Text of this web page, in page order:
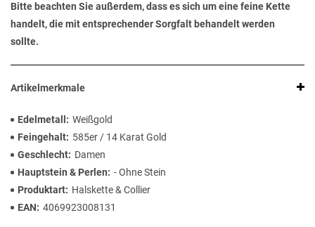
Bitte beachten Sie außerdem, dass es sich um eine feine Kette
handelt, die mit entsprechender Sorgfalt behandelt werden
sollte.
Artikelmerkmale
Edelmetall
Weißgold
Feingehalt
585er / 14 Karat Gold
Geschlecht
Damen
Hauptstein & Perlen
- Ohne Stein
Produktart
Halskette & Collier
EAN
4069923008131